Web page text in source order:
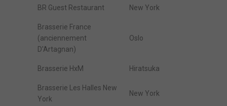
BR Guest Restaurant New York
Brasserie France
(anciennement
D'Artagnan)
Oslo
Brasserie HxM Hiratsuka
Brasserie Les Halles New
York
New York